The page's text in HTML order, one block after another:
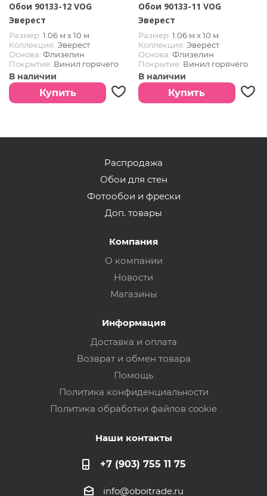
Обои 90133-12 VOG
Эверест
Размер: 1.06 м х 10 м
Коллекция: Эверест
Основа: Флизелин
Покрытие: Винил горячего
тиснения
Страна:РОССИЯ
В наличии
Купить
Обои 90133-11 VOG
Эверест
Размер: 1.06 м х 10 м
Коллекция: Эверест
Основа: Флизелин
Покрытие: Винил горячего
тиснения
Страна:РОССИЯ
В наличии
Купить
Распродажа
Обои для стен
Фотообои и фрески
Доп. товары
Компания
О компании
Новости
Магазины
Информация
Доставка и оплата
Возврат и обмен товара
Помощь
Политика конфиденциальности
Политика обработки файлов cookie
Наши контакты
+7 (903) 755 11 75
info@oboitrade.ru